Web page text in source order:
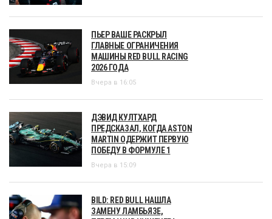
ПЬЕР ВАШЕ РАСКРЫЛ
ГЛАВНЫЕ ОГРАНИЧЕНИЯ
МАШИНЫ RED BULL RACING
2026 ГОДА
Вчера в 16:05
ДЭВИД КУЛТХАРД
ПРЕДСКАЗАЛ, КОГДА ASTON
MARTIN ОДЕРЖИТ ПЕРВУЮ
ПОБЕДУ В ФОРМУЛЕ 1
Вчера в 15:09
BILD: RED BULL НАШЛА
ЗАМЕНУ ЛАМБЬЯЗЕ,